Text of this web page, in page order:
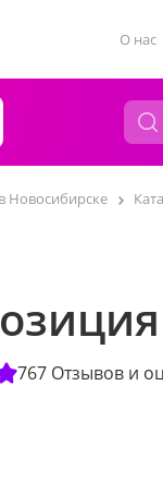
О нас
Новосибирске
767 Отзывов и